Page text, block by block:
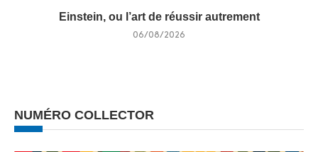
Einstein, ou l’art de réussir autrement
06/08/2026
NUMÉRO COLLECTOR